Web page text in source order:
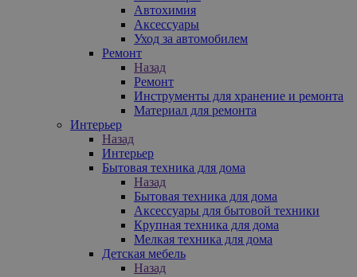
Автохимия
Аксессуары
Уход за автомобилем
Ремонт
Назад
Ремонт
Инструменты для хранение и ремонта
Материал для ремонта
Интерьер
Назад
Интерьер
Бытовая техника для дома
Назад
Бытовая техника для дома
Аксессуары для бытовой техники
Крупная техника для дома
Мелкая техника для дома
Детская мебель
Назад